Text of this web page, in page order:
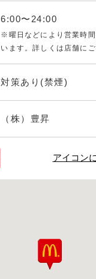
6:00〜24:00
※曜日などにより営業時
います。詳しくは店舗にご
対策あり(禁煙)
（株）豊昇
アイコン